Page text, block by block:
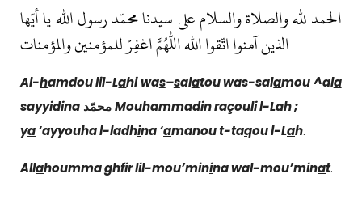
الحمد لله والصلاة والسلام على سيدنا محمّد رسول الله يا أيّها
الذين آمنوا اتّقوا الله اللهم اغفِرْ للمؤمنين والمؤمنات
Al-hamdou lil-Lahi was–salatou was-salamou ^ala
sayyidina محمّدMouhammadinraçouli l-Lah ;
ya‘ayyouha l-ladhina ‘amanou t-taqou l-Lah.
Allahoumma ghfir lil-mou’minina wal-mou’minat.